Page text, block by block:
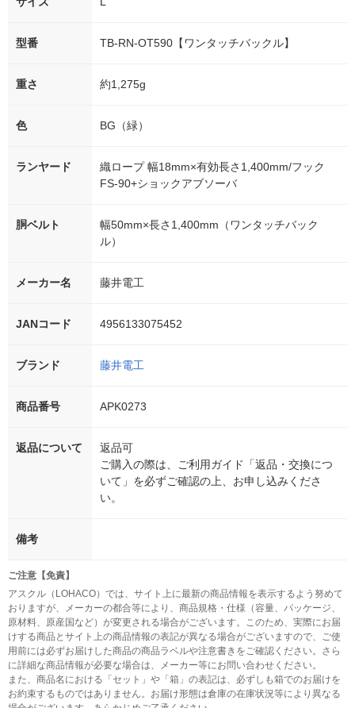
型番 TB-RN-OT590【ワンタッチバックル】
重さ 約1,275g
色 BG（緑）
ランヤード
織ロープ 幅18mm×有効長さ1,400mm/フック
FS-90+ショックアブソーバ
胴ベルト
幅50mm×長さ1,400mm（ワンタッチバック
ル）
メーカー名 藤井電工
JANコード 4956133075452
ブランド 藤井電工
商品番号 APK0273
返品について
返品可
ご購入の際は、ご利用ガイド「返品・交換につ
いて」を必ずご確認の上、お申し込みくださ
い。
備考
ご注意【免責】
アスクル（LOHACO）では、サイト上に最新の商品情報を表示するよう努めて
おりますが、メーカーの都合等により、商品規格・仕様（容量、パッケージ、
原材料、原産国など）が変更される場合がございます。このため、実際にお届
けする商品とサイト上の商品情報の表記が異なる場合がございますので、ご使
用前には必ずお届けした商品の商品ラベルや注意書きをご確認ください。さら
に詳細な商品情報が必要な場合は、メーカー等にお問い合わせください。
また、商品名における「セット」や「箱」の表記は、必ずしも箱でのお届けを
お約束するものではありません。お届け形態は倉庫の在庫状況等により異なる